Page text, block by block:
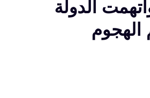
، واتهمت الدولة
الهجوم